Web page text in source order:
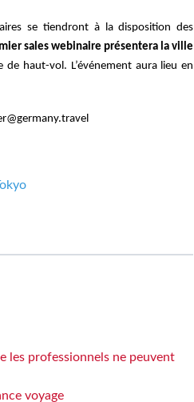
se tiendront à la disposition des
sales webinaire présentera la ville
haut-vol. L’événement aura lieu en
les professionnels ne peuvent
voyage